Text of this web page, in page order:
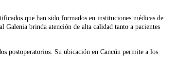
que han sido formados en instituciones médicas de
brinda atención de alta calidad tanto a pacientes
postoperatorios. Su ubicación en Cancún permite a los